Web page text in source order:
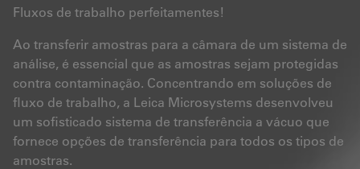
Fluxos de trabalho perfeitamentes!
Ao transferir amostras para a câmara de um sistema de
análise, é essencial que as amostras sejam protegidas
contra contaminação. Concentrando em soluções de
fluxo de trabalho, a Leica Microsystems desenvolveu
um sofisticado sistema de transferência a vácuo que
fornece opções de transferência para todos os tipos de
amostras.